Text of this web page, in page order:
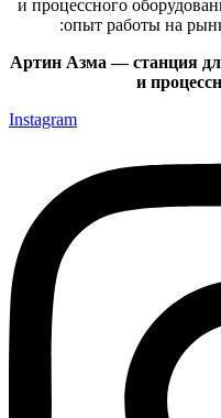
и процессного
опыт работы на
Артин Азма — станция
и
Instagram